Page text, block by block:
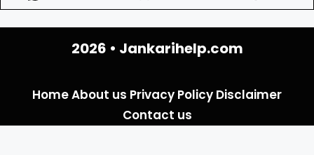
2026 • Jankarihelp.com
HomeAbout us Privacy Policy Disclaimer
Contact us